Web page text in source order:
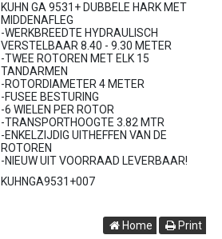
KUHN GA 9531+ DUBBELE HARK MET
MIDDENAFLEG
-WERKBREEDTE HYDRAULISCH
VERSTELBAAR 8.40 - 9.30 METER
-TWEE ROTOREN MET ELK 15
TANDARMEN
-ROTORDIAMETER 4 METER
-FUSEE BESTURING
-6 WIELEN PER ROTOR
-TRANSPORTHOOGTE 3.82 MTR
-ENKELZIJDIG UITHEFFEN VAN DE
ROTOREN
-NIEUW UIT VOORRAAD LEVERBAAR!
KUHNGA9531+007
Home Print